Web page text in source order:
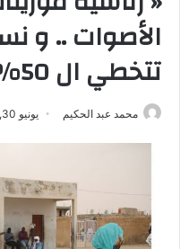
الأصوات .. و
تتخطي ال 50%
محمد عبد الحكيم يونيو 30, 2024